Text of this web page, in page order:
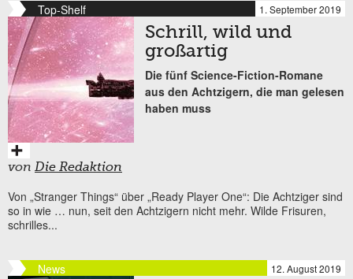
Top-Shelf 1. September 2019
Schrill, wild und
großartig
Die fünf Science-Fiction-Romane
aus den Achtzigern, die man gelesen
haben muss
von Die Redaktion
Von „Stranger Things“ über „Ready Player One“: Die Achtziger sind
so in wie … nun, seit den Achtzigern nicht mehr. Wilde Frisuren,
schrilles...
News 12. August 2019